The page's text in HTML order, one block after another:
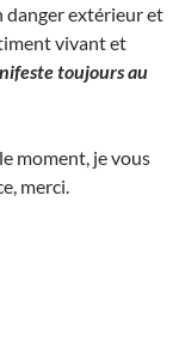
danger extérieur et
vivant et
toujours au
moment, je vous
merci.